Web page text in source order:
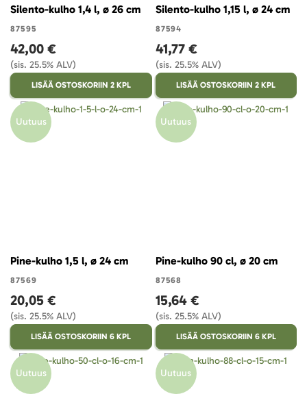
Silento-kulho 1,4 l, ø 26 cm
87595
42,00 €
(sis. 25.5% ALV)
LISÄÄ OSTOSKORIIN 2 KPL
Silento-kulho 1,15 l, ø 24 cm
87594
41,77 €
(sis. 25.5% ALV)
LISÄÄ OSTOSKORIIN 2 KPL
Uutuus
Pine-kulho 1,5 l, ø 24 cm
87569
20,05 €
(sis. 25.5% ALV)
LISÄÄ OSTOSKORIIN 6 KPL
Uutuus
Pine-kulho 90 cl, ø 20 cm
87568
15,64 €
(sis. 25.5% ALV)
LISÄÄ OSTOSKORIIN 6 KPL
Uutuus Uutuus